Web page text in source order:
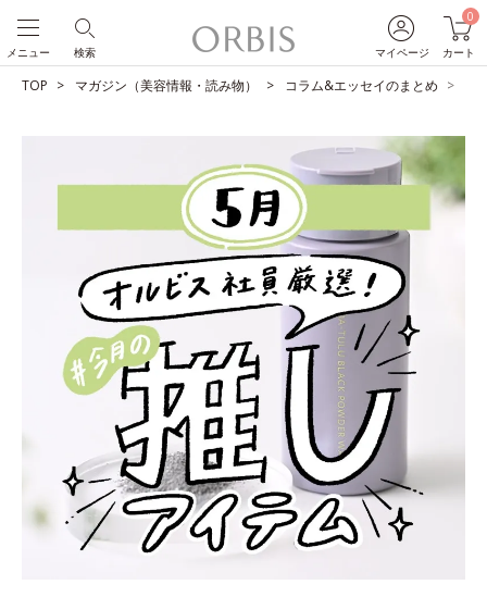
マイページ
0
カート
検索
メニュー
TOP マガジン（美容情報・読み物） コラム&エッセイのまとめ